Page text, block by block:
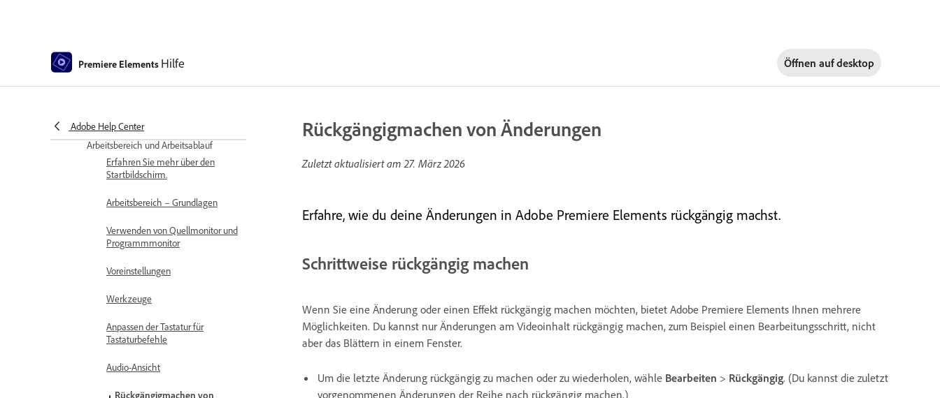
Premiere Elements Hilfe Öffnen aufdesktop
Adobe Help CenterGPU-beschleunigtes Rendern
Arbeitsbereich und Arbeitsablauf
Erfahren Sie mehr über den
Startbildschirm.
Arbeitsbereich – Grundlagen
Verwenden von Quellmonitor und
Programmmonitor
Voreinstellungen
Werkzeuge
Anpassen der Tastatur für
Tastaturbefehle
Audio-Ansicht
Rückgängigmachen von
Rückgängigmachen von Änderungen
Zuletzt aktualisiert am27. März 2026
Erfahre, wie du deine Änderungen in Adobe Premiere Elements rückgängig machst.
Schrittweise rückgängig machen
Wenn Sie eine Änderung oder einen Effekt rückgängig machen möchten, bietet Adobe Premiere Elements Ihnen mehrere
Möglichkeiten. Du kannst nur Änderungen am Videoinhalt rückgängig machen, zum Beispiel einen Bearbeitungsschritt, nicht
aber das Blättern in einem Fenster.
Um die letzte Änderung rückgängig zu machen oder zu wiederholen, wähle Bearbeiten > Rückgängig. (Du kannst die zuletzt
vorgenommenen Änderungen der Reihe nach rückgängig machen.)